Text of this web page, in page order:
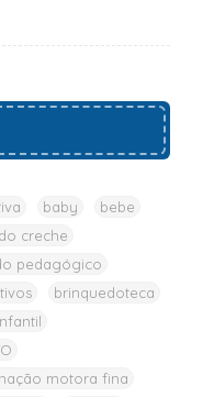
baby
bebe
creche
pedagógico
brinquedoteca
motora fina